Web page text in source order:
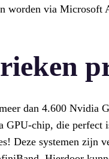
worden via Microsoft
dan 4.600 Nvidia
chip, die perfect
Deze systemen zijn